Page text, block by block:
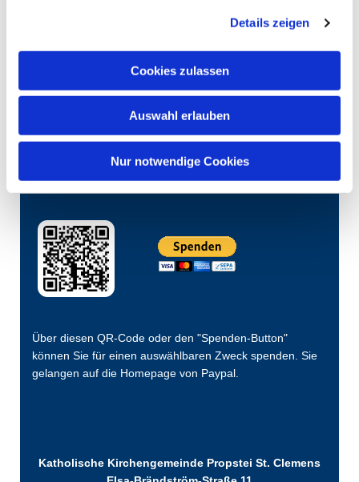
Details zeigen
Cookies zulassen
Auswahl erlauben
Nur notwendige Cookies
Über diesen QR-Code oder den "Spenden-Button"
können Sie für einen auswählbaren Zweck spenden. Sie
gelangen auf die Homepage von Paypal.
Katholische Kirchengemeinde Propstei St. Clemens